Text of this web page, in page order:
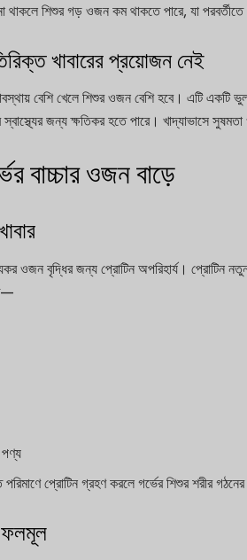
থাকলে শিশুর গড় ওজন কম থাকতে পারে, যা পরবর্তীতে
খাবারের প্রয়োজন নেই
বেশি খেলে শিশুর ওজন বেশি হবে। এটি একটি
জন্য ক্ষতিকর হতে পারে। খাদ্যাভাসে
বাচ্চার ওজন বাড়ে
ওজন বৃদ্ধির জন্য প্রোটিন অপরিহার্য। প্রোটিন
পরিমাণে প্রোটিন গ্রহণ করলে গর্ভের শিশুর শরীর